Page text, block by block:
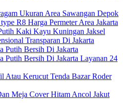
Ukuran Area Sawangan Depok
R8 Harga Permeter Area Jakarta
Kaki Kayu Kuningan Jaksel
Transparan Di Jakarta
Putih Bersih Di Jakarta
Putih Bersih Di Jakarta Layanan 24
Atau Kerucut Tenda Bazar Roder
Meja Cover Hitam Ancol Jakut